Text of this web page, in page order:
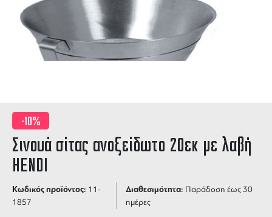
-10%
Σινουά σίτας ανοξείδωτο 20εκ με λαβή
HENDI
Κωδικός προϊόντος: 11-
1857
Διαθεσιμότητα: Παράδοση έως 30
ημέρες